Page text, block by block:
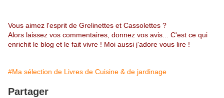
Vous aimez l'esprit de Grelinettes et Cassolettes ?
Alors laissez vos commentaires, donnez vos avis... C'est ce qui
enrichit le blog et le fait vivre ! Moi aussi j'adore vous lire !
#Ma sélection de Livres de Cuisine & de jardinage
Partager